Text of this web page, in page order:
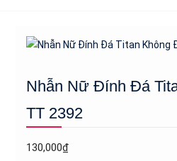
Nhẫn Nữ Đính Đá
TT 2392
130,000₫